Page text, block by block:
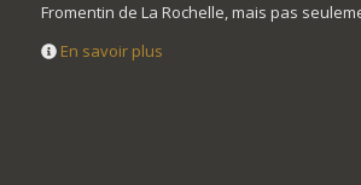
Fromentin de La Rochelle, mais pas
En savoir plus